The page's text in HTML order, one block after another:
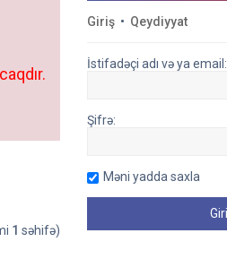
1 səhifə)
Giriş • Qeydiyyat
İstifadəçi adı və ya email:
Şifrə:
Məni yadda saxla